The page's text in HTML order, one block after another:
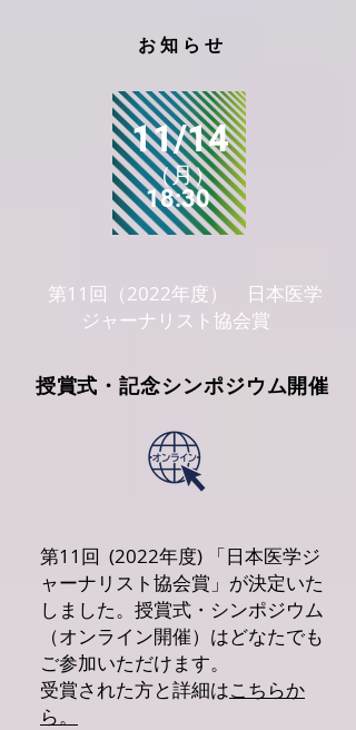
お知らせ
11/14
（月）
18:30
第11回（2022年度） 日本医学
ジャーナリスト協会賞
授賞式・記念シンポジウム開催
第11回 (2022年度) 「日本医学ジ
ャーナリスト協会賞」が決定いた
しました。授賞式・シンポジウム
（オンライン開催）はどなたでも
ご参加いただけます。
受賞された方と詳細はこちらか
ら。